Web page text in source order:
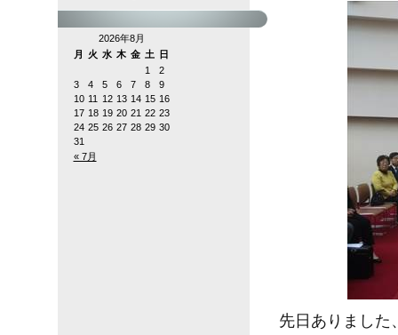
先日ありました
2026年8月
月
火 水 木 金 土 日
« 7月
1
2
3
4 5 6 7 8
9
10 11 12 13 14 15 16
17 18 19 20 21 22 23
24 25 26 27 28 29 30
31